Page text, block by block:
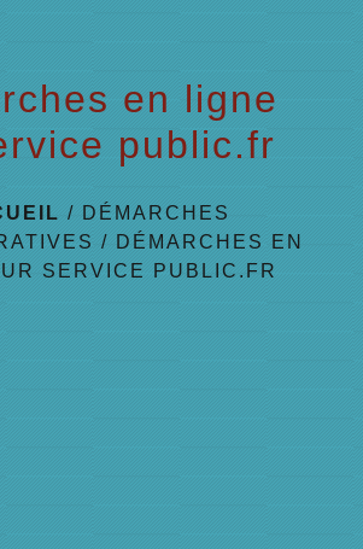
en ligne
public.fr
/ DÉMARCHES
/ DÉMARCHES EN
SERVICE PUBLIC.FR